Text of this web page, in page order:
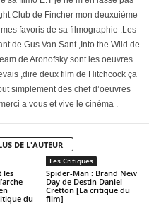
Club de Fincher mon deuxuième
favoris de sa filmographie .Les
de Gus Van Sant ,Into the Wild de
de Aronofsky sont les oeuvres
,dire deux film de Hitchcock ça
simplement des chef d’oeuvres
a vous et vive le cinéma .
DE L'AUTEUR
les
du
Les Critiques
Spider-Man : Brand New
Day de Destin Daniel
Cretton [La critique du
film]